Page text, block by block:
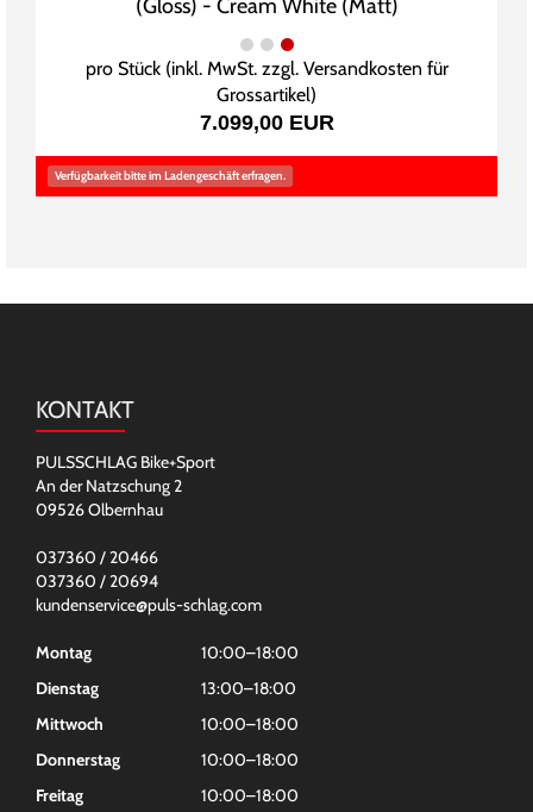
(Gloss) - Cream White (Matt)
pro Stück (inkl. MwSt. zzgl. Versandkosten für
Grossartikel)
7.099,00 EUR
Verfügbarkeit bitte im Ladengeschäft erfragen.
KONTAKT
PULSSCHLAG Bike+Sport
An der Natzschung 2
09526 Olbernhau
037360 / 20466
037360 / 20694
kundenservice@puls-schlag.com
Montag
10:00–18:00
Dienstag
13:00–18:00
Mittwoch
10:00–18:00
Donnerstag
10:00–18:00
Freitag
10:00–18:00